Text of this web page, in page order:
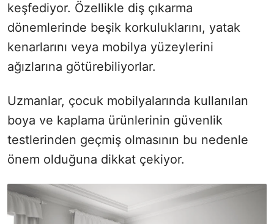
keşfediyor. Özellikle diş çıkarma
dönemlerinde beşik korkuluklarını, yatak
kenarlarını veya mobilya yüzeylerini
ağızlarına götürebiliyorlar.
Uzmanlar, çocuk mobilyalarında kullanılan
boya ve kaplama ürünlerinin güvenlik
testlerinden geçmiş olmasının bu nedenle
önem olduğuna dikkat çekiyor.